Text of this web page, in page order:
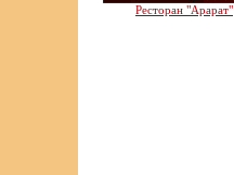
Ресторан "Арарат"